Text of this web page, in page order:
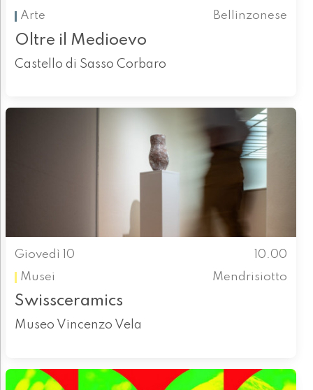
Arte
Bellinzonese
Oltre il Medioevo
Castello di Sasso Corbaro
Giovedì 10
10.00
Musei
Mendrisiotto
Swissceramics
Museo Vincenzo Vela